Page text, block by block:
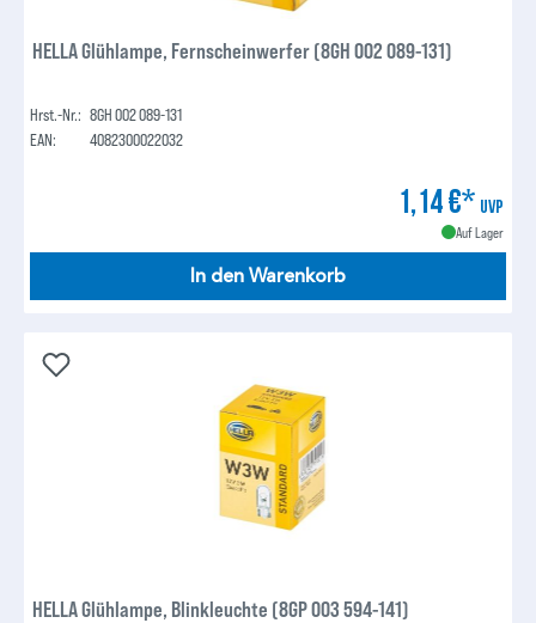
HELLA Glühlampe, Fernscheinwerfer (8GH 002 089-131)
Hrst.-Nr.: 8GH 002 089-131
EAN:
4082300022032
1,14 €* UVP
Auf Lager
In den Warenkorb
HELLA Glühlampe, Blinkleuchte (8GP 003 594-141)